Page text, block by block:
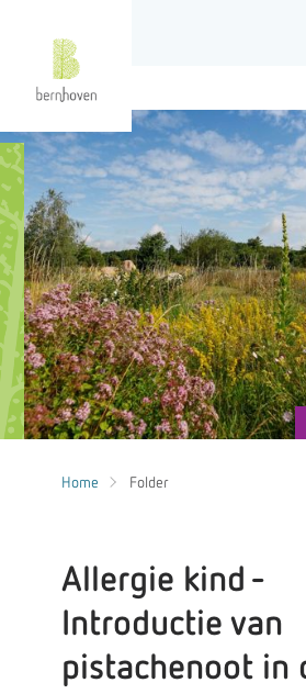
Home Folder
Allergie kind -
Introductie van
pistachenoot in